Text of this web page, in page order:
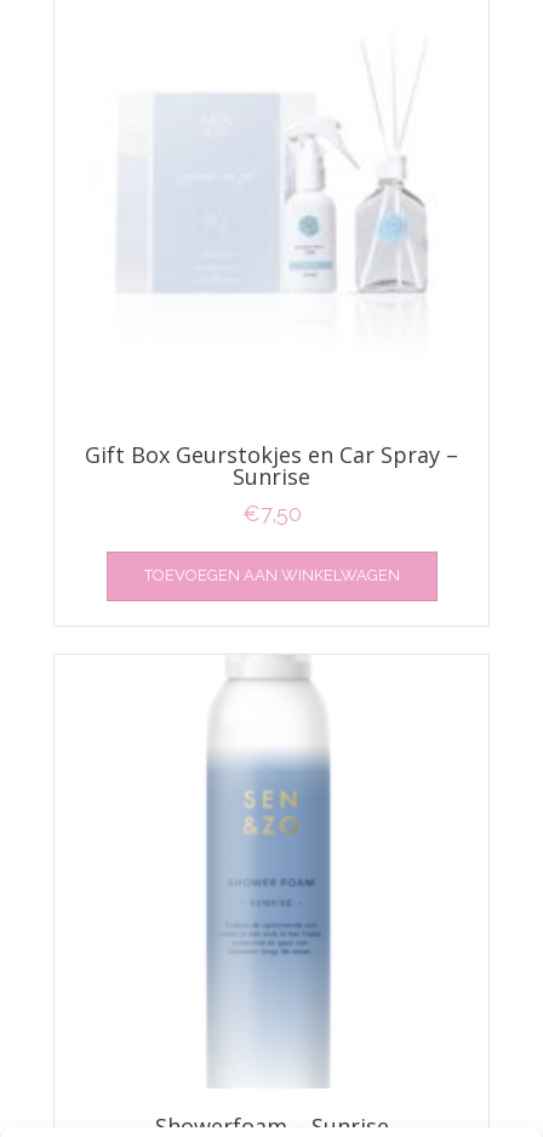
Gift Box Geurstokjes en Car Spray –
Sunrise
€7,50
TOEVOEGEN AAN WINKELWAGEN
Showerfoam – Sunrise